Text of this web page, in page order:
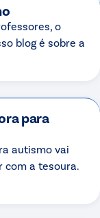
o
blog é sobre a
para
autismo vai
a tesoura.